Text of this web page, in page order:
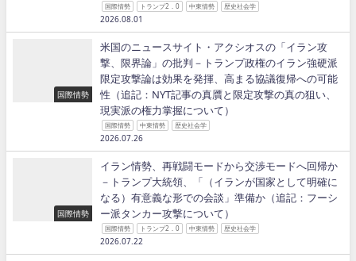
国際情勢 トランプ2．0 中東情勢 歴史社会学
2026.08.01
国際情勢
米国のニュースサイト・アクシオスの「イラン攻
撃、限界論」の批判－トランプ政権のイラン強硬派
限定攻撃論は効果を発揮、高まる協議復帰への可能
性（追記：NYT記事の真贋と限定攻撃の真の狙い、
現実派の権力掌握について）
国際情勢 中東情勢 歴史社会学
2026.07.26
国際情勢
イラン情勢、再戦闘モードから交渉モードへ回帰か
－トランプ大統領、「（イランが国家として明確に
なる）有意義な形での会談」準備か（追記：フーシ
ー派タンカー攻撃について）
国際情勢 トランプ2．0 中東情勢 歴史社会学
2026.07.22